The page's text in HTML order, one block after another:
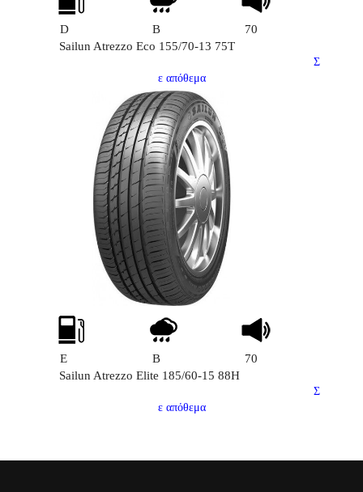
D B
70
Sailun Atrezzo Eco 155/70-13 75T
Σ
ε απόθεμα
E B
70
Sailun Atrezzo Elite 185/60-15 88H
Σ
ε απόθεμα